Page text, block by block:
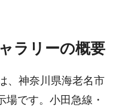
ラリーの概要
、神奈川県海老名市
場です。小田急線・